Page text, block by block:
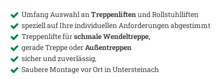
Umfang Auswahl anTreppenliftenund Rollstuhlliften
speziell auf Ihre individuellen Anforderungen abgestimmt
Treppenlifte fürschmale Wendeltreppe,
gerade Treppe oderAußentreppen
sicher und zuverlässig,
Saubere Montage vor Ort inUntersteinach